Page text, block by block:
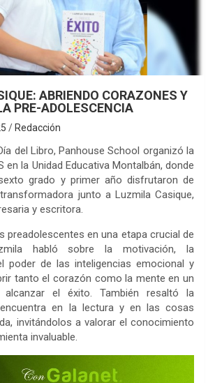
ABRIENDO CORAZONES Y
PRE-ADOLESCENCIA
Redacción
del Libro, Panhouse School organizó la
en la Unidad Educativa Montalbán, donde
grado y primer año disfrutaron de
junto a Luzmila Casique,
y escritora.
preadolescentes en una etapa crucial de
habló sobre la motivación, la
poder de las inteligencias emocional y
tanto el corazón como la mente en un
alcanzar el éxito. También resaltó la
en la lectura y en las cosas
invitándolos a valorar el conocimiento
invaluable.